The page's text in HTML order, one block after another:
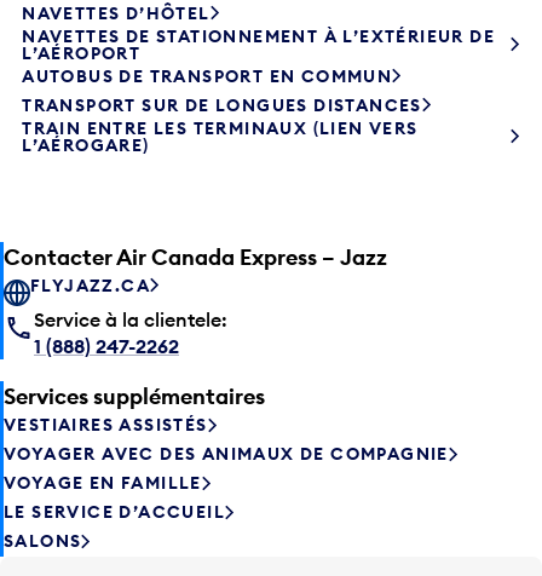
NAVETTES D’HÔTEL
NAVETTES DE STATIONNEMENT À L’EXTÉRIEUR DE
L’AÉROPORT
AUTOBUS DE TRANSPORT EN COMMUN
TRANSPORT SUR DE LONGUES DISTANCES
TRAIN ENTRE LES TERMINAUX (LIEN VERS
L’AÉROGARE)
Contacter Air Canada Express – Jazz
FLYJAZZ.CA
Service à la clientele:
1 (888) 247-2262
Services supplémentaires
VESTIAIRES ASSISTÉS
VOYAGER AVEC DES ANIMAUX DE COMPAGNIE
VOYAGE EN FAMILLE
LE SERVICE D’ACCUEIL
SALONS